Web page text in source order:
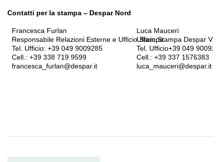
Contatti per la stampa – Despar Nord
Francesca Furlan
Responsabile Relazioni Esterne e Ufficio Stampa
Tel. Ufficio: +39 049 9009285
Cell.: +39 338 719 9599
francesca_furlan@despar.it
Luca Mauceri
Ufficio Stampa Despar
Tel. Ufficio+39 049
Cell.: +39 337 1576383
luca_mauceri@despar.it